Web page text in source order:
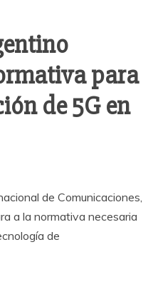
para
de 5G en
de Comunicaciones,
a la normativa necesaria
de